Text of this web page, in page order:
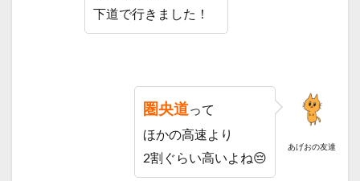
昼）🍚
下道で行きました！
あげおの友達
圏央道って
ほかの高速より
2割ぐらい高いよね😔